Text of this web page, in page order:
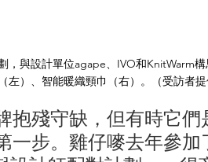
，與設計單位agape、IVO和KnitWarm
（左）、智能暖織頸巾（右）。（受訪者提
抱殘守缺，但有時它們
一步。雞仔嘜去年參加